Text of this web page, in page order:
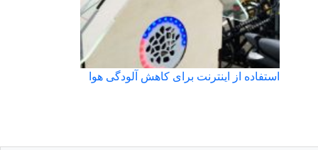
استفاده از اینترنت برای کاهش آلودگی هوا